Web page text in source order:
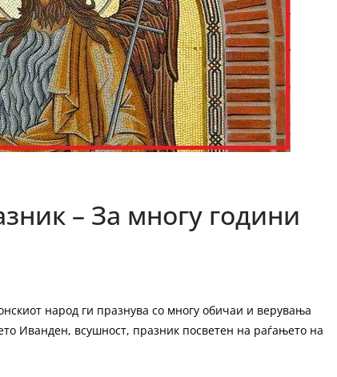
– За многу години
народ ги празнува со многу обичаи и верувања
Иванден, всушност, празник посветен на раѓањето на